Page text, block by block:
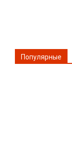
Популярные